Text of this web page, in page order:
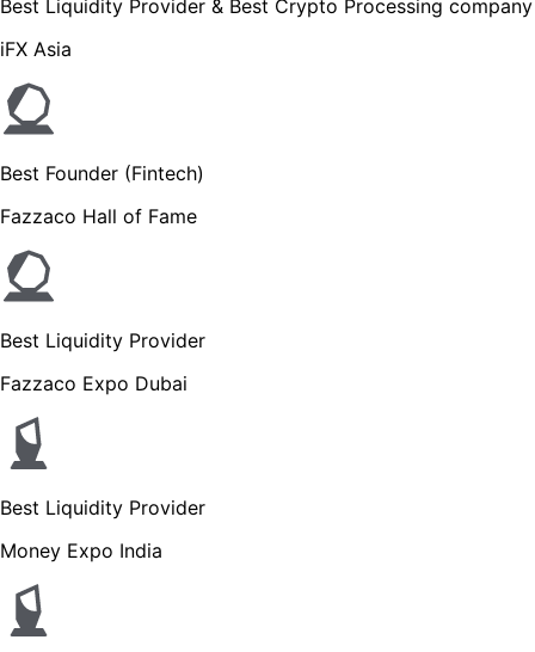
Best Liquidity Provider & Best Crypto Processing company
iFX Asia
Best Founder (Fintech)
Fazzaco Hall of Fame
Best Liquidity Provider
Fazzaco Expo Dubai
Best Liquidity Provider
Money Expo India